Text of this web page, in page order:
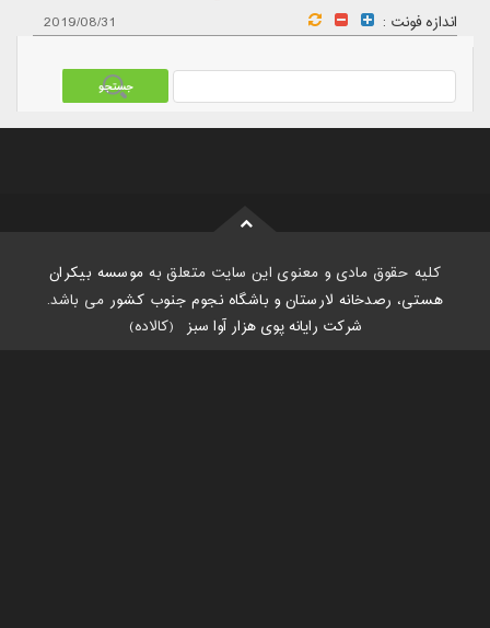
اندازه فونت : 2019/08/31
کلیه حقوق مادی و معنوی این سایت متعلق به موسسه بیکران
هستی، رصدخانه لارستان و باشگاه نجوم جنوب کشور می باشد.
شرکت رایانه پوی هزار آوا سبز (کالاده)